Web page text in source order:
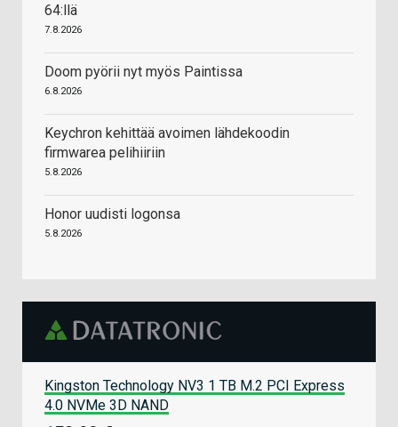
64:llä
7.8.2026
Doom pyörii nyt myös Paintissa
6.8.2026
Keychron kehittää avoimen lähdekoodin
firmwarea pelihiiriin
5.8.2026
Honor uudisti logonsa
5.8.2026
Kingston Technology NV3 1 TB M.2 PCI Express
4.0 NVMe 3D NAND